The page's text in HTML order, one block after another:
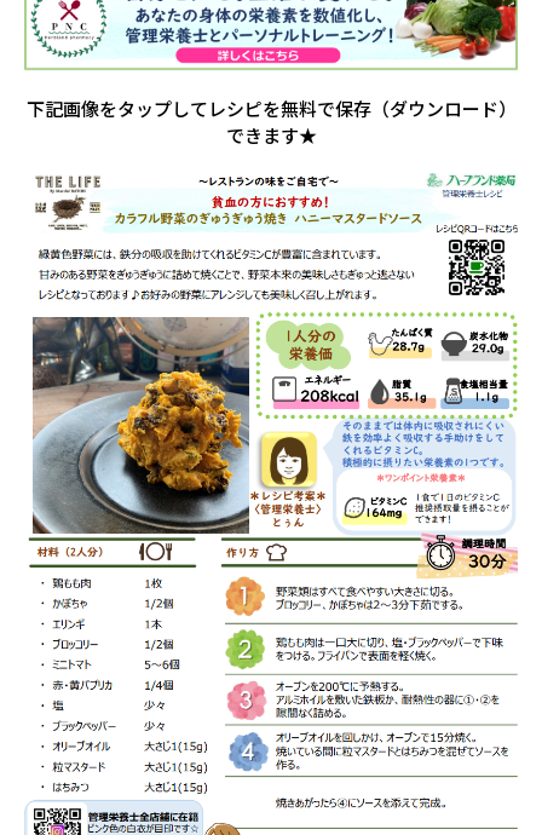
下記画像をタップしてレシピを無料で保存（ダウンロード）
できます★